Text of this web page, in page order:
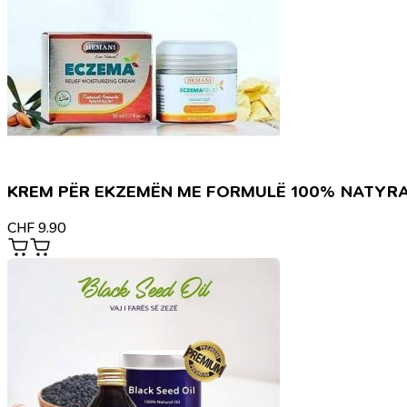
KREM PËR EKZEMËN ME FORMULË 100%
CHF 9.90